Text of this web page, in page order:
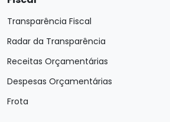
Transparência Fiscal
Radar da Transparência
Receitas Orçamentárias
Despesas Orçamentárias
Frota